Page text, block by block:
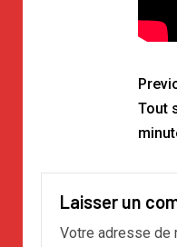
Tout
Laisser un
Votre adresse de